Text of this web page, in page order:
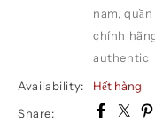
nam,
chính
authentic
Availability:
Hết hàng
Share: